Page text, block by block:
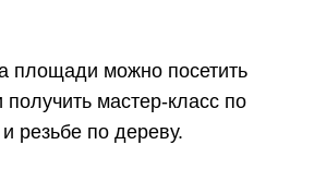
площади можно посетить
мастер-класс по
резьбе по дереву.